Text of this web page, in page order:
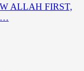
ALLAH FIRST,